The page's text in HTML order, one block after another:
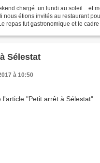
chargé..un lundi au soleil ...et
nous étions invités au restaurant
repas fut gastronomique et le cadre
Sélestat
à 10:50